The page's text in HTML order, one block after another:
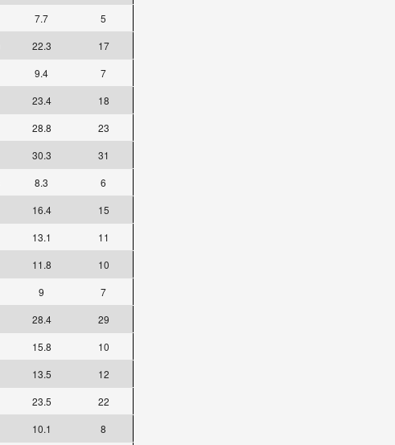
7.7
5
22.3
17
9.4
7
23.4
18
28.8
23
30.3
31
8.3
6
16.4
15
13.1
11
11.8
10
9
7
28.4
29
15.8
10
13.5
12
23.5
22
10.1
8